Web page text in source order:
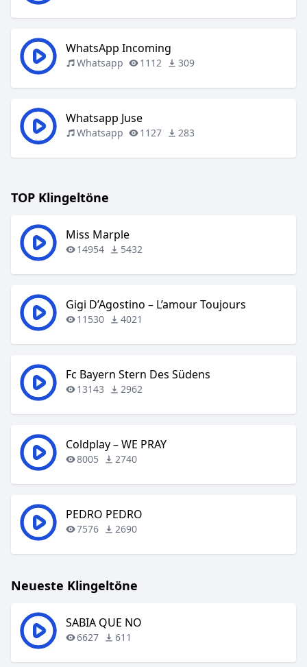
WhatsApp Incoming
Whatsapp 1112 309
Whatsapp Juse
Whatsapp 1127 283
TOP Klingeltöne
Miss Marple
14954 5432
Gigi D’Agostino – L’amour Toujours
11530 4021
Fc Bayern Stern Des Südens
13143 2962
Coldplay – WE PRAY
8005 2740
PEDRO PEDRO
7576 2690
Neueste Klingeltöne
SABIA QUE NO
6627 611